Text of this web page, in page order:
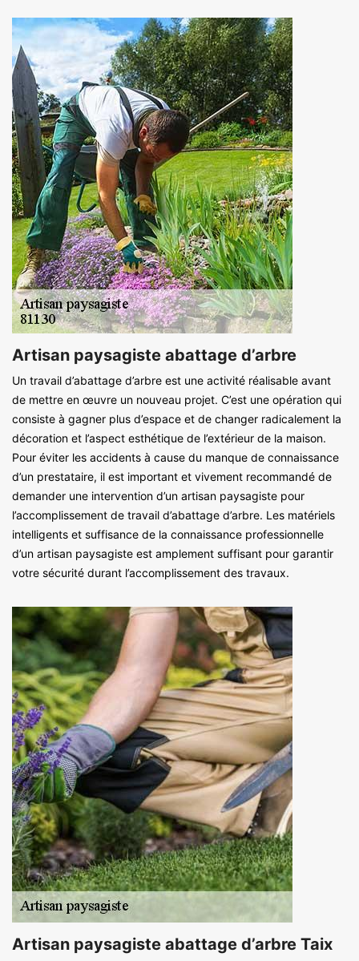
Artisan paysagiste abattage d’arbre
Un travail d’abattage d’arbre est une activité réalisable avant
de mettre en œuvre un nouveau projet. C’est une opération qui
consiste à gagner plus d’espace et de changer radicalement la
décoration et l’aspect esthétique de l’extérieur de la maison.
Pour éviter les accidents à cause du manque de connaissance
d’un prestataire, il est important et vivement recommandé de
demander une intervention d’un artisan paysagiste pour
l’accomplissement de travail d’abattage d’arbre. Les matériels
intelligents et suffisance de la connaissance professionnelle
d’un artisan paysagiste est amplement suffisant pour garantir
votre sécurité durant l’accomplissement des travaux.
Artisan paysagiste abattage d’arbre Taix